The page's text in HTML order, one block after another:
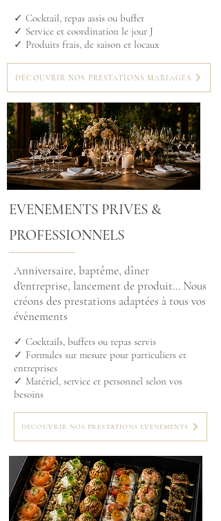
✓ Cocktail, repas assis ou buffet
✓ Service et coordination le jour J
✓ Produits frais, de saison et locaux
DECOUVRIR NOS PRESTATIONS MARIAGES
EVENEMENTS PRIVES &
PROFESSIONNELS
Anniversaire, baptême, dîner
d'entreprise, lancement de produit... Nous
créons des prestations adaptées à tous vos
évènements
✓ Cocktails, buffets ou repas servis
✓ Formules sur mesure pour particuliers et
entreprises
✓ Matériel, service et personnel selon vos
besoins
DECOUVRIR NOS PRESTATIONS EVENEMENTS